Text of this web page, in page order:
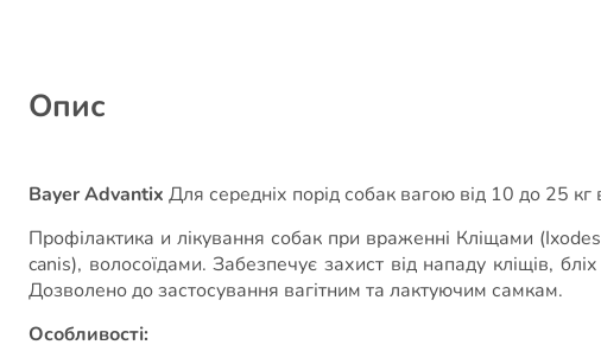
Опис
Bayer Advantix Для середніх порід собак вагою від 10 до 25 кг
Профілактика и лікування собак при враженні Кліщами
canis), волосоїдами. Забезпечує захист від нападу кліщів,
Дозволено до застосування вагітним та лактуючим самкам.
Особливості: